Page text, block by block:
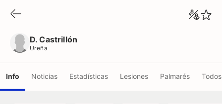
D. Castrillón
Ureña
Info Noticias Estadísticas Lesiones Palmarés